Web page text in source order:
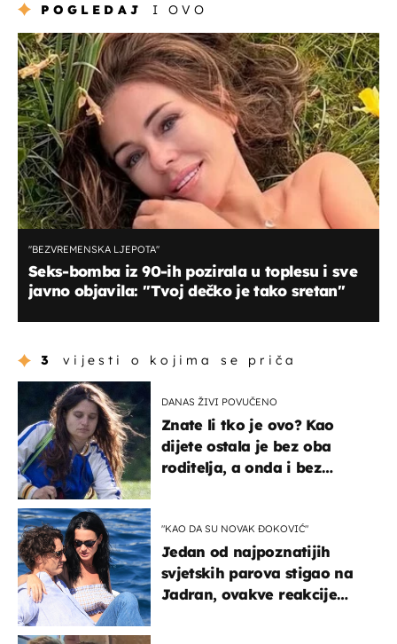
POGLEDAJ I OVO
''BEZVREMENSKA LJEPOTA''
Seks-bomba iz 90-ih pozirala u toplesu i sve
javno objavila: ''Tvoj dečko je tako sretan''
3 vijesti o kojima se priča
DANAS ŽIVI POVUČENO
Znate li tko je ovo? Kao
dijete ostala je bez oba
roditelja, a onda i bez
"KAO DA SU NOVAK ĐOKOVIĆ"
Jedan od najpoznatijih
svjetskih parova stigao na
Jadran, ovakve reakcije